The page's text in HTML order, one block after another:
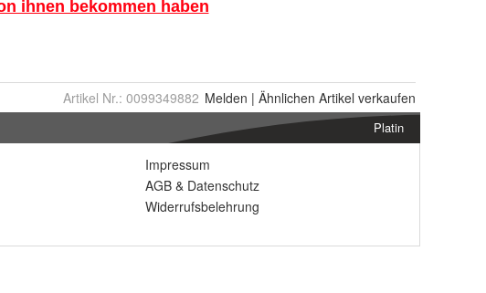
Artikel Nr.: 0099349882 Melden | Ähnlichen Artikel verkaufen
Platin
Impressum
AGB & Datenschutz
Widerrufsbelehrung